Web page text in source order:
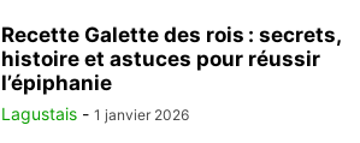
Recette Galette des rois : secrets,
histoire et astuces pour réussir
l’épiphanie
Lagustais - 1 janvier 2026